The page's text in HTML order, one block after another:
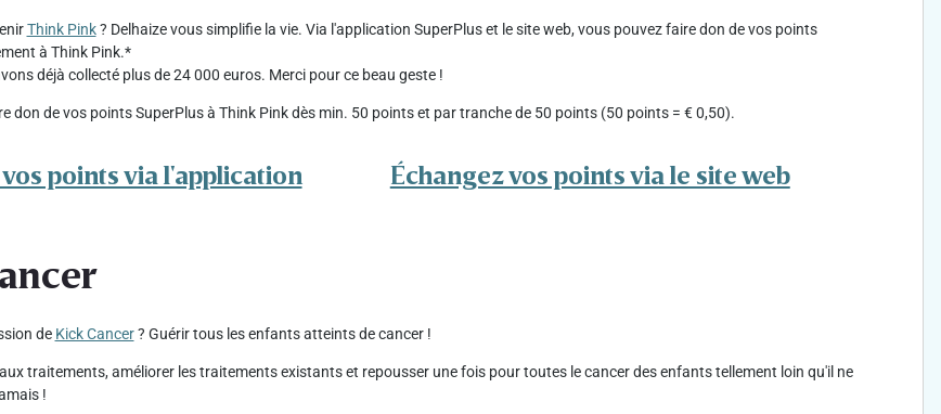
Think Pink? Delhaize vous simplifie la vie. Via l'application SuperPlus et le site web, vous pouvez faire don de vos points
à Think Pink.*
déjà collecté plus de 24 000 euros. Merci pour ce beau geste !
don de vos points SuperPlus à Think Pink dès min. 50 points et par tranche de 50 points (50 points = € 0,50).
points via l'application Échangez vos points via le site web
de Kick Cancer? Guérir tous les enfants atteints de cancer !
traitements, améliorer les traitements existants et repousser une fois pour toutes le cancer des enfants tellement loin qu'il ne
!